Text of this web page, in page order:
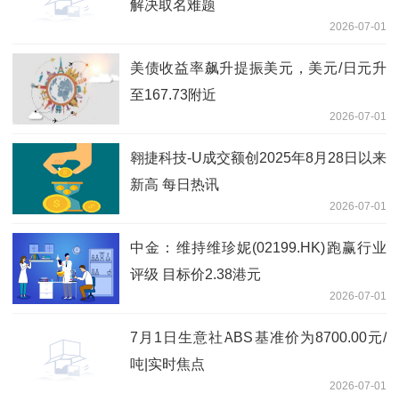
解决取名难题
2026-07-01
美债收益率飙升提振美元，美元/日元升
至167.73附近
2026-07-01
翱捷科技-U成交额创2025年8月28日以来
新高 每日热讯
2026-07-01
中金：维持维珍妮(02199.HK)跑赢行业
评级 目标价2.38港元
2026-07-01
7月1日生意社ABS基准价为8700.00元/
吨|实时焦点
2026-07-01